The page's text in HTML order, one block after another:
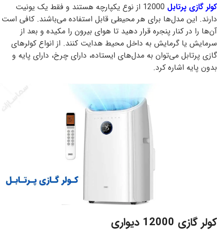
کولر گازی پرتابل
12000 از نوع یکپارچه هستند و فقط یک یونیت
دارند. این مدل‌ها برای هر محیطی قابل استفاده می‌باشند. کافی است
آن‌ها را در کنار پنجره قرار دهید تا هوای بیرون را مکیده و بعد از
سرمایش یا گرمایش به داخل محیط هدایت کنند. از انواع کولرهای
گازی پرتابل می‌توان به مدل‌های ایستاده، دارای چرخ، دارای پایه و
بدون پایه اشاره کرد.
کولر گازی 12000 دیواری